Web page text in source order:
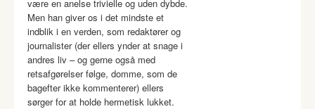
være en anelse trivielle og uden dybde.
Men han giver os i det mindste et
indblik i en verden, som redaktører og
journalister (der ellers ynder at snage i
andres liv – og gerne også med
retsafgørelser følge, domme, som de
bagefter ikke kommenterer) ellers
sørger for at holde hermetisk lukket.